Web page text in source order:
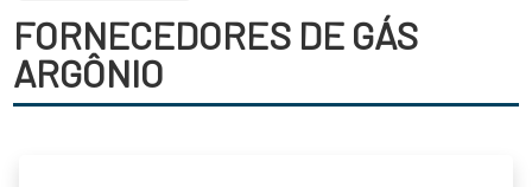
FORNECEDORES DE GÁS
ARGÔNIO